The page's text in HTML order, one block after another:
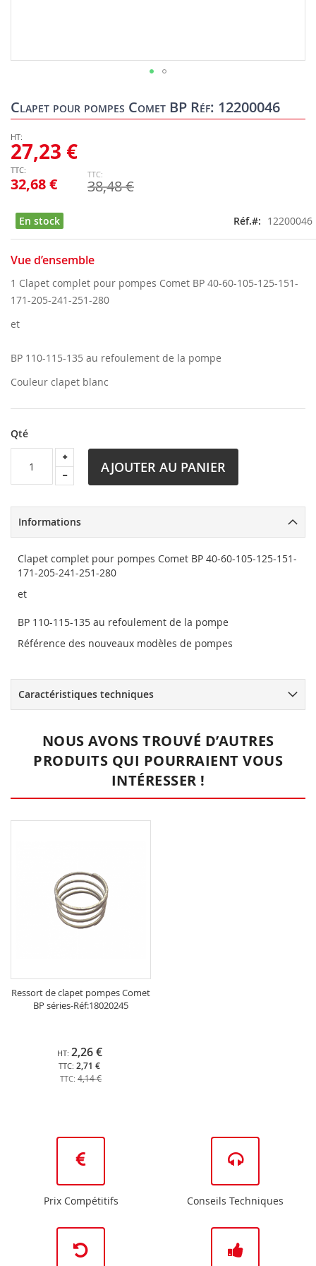
Clapet pour pompes Comet BP Réf: 12200046
32,68 €
27,23 €
38,48 €
En stock Réf. 12200046
Vue d’ensemble
1 Clapet complet pour pompes Comet BP 40-60-105-125-151-
171-205-241-251-280
et
BP 110-115-135 au refoulement de la pompe
Couleur clapet blanc
Qté
AJOUTER AU PANIER
to
the
of
the
images
gallery
Informations
Clapet complet pour pompes Comet BP 40-60-105-125-151-
171-205-241-251-280
et
BP 110-115-135 au refoulement de la pompe
Référence des nouveaux modèles de pompes
Caractéristiques techniques
NOUS AVONS TROUVÉ D’AUTRES
PRODUITS QUI POURRAIENT VOUS
INTÉRESSER !
Ressort de clapet pompes Comet
BP séries-Réf:18020245
2,71 €
2,26 €
4,14 €
Prix Compétitifs Conseils Techniques